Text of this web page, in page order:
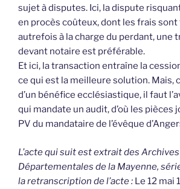
sujet à disputes. Ici, la dispute
en procès coûteux, dont les frais
autrefois à la charge du perdant, une
devant notaire est préférable.
Et ici, la transaction entraîne la
ce qui est la meilleure solution. Mais,
d’un bénéfice ecclésiastique, il faut
qui mandate un audit, d’où les pièces
PV du mandataire de l’évêque
L’acte qui suit est extrait des Archives
Départementales de la Mayenne,
la retranscription de l’acte : Le 12 mai